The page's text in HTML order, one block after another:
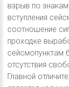
взрыв по
вступления
соотношение
проходке
сейсмопунктам
отсутствия
Главной